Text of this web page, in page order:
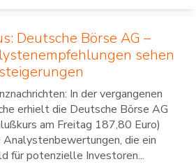
Deutsche Börse AG –
sehen
In der vergangenen
erhielt die Deutsche Börse AG
am Freitag 187,80 Euro)
die ein
für potenzielle Investoren...